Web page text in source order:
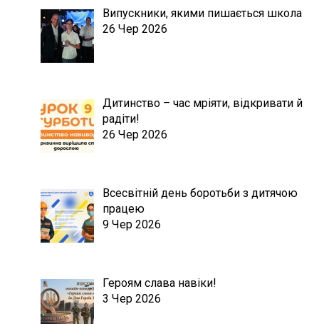
Випускники, якими пишається школа
26 Чер 2026
Дитинство – час мріяти, відкривати й
радіти!
26 Чер 2026
Всесвітній день боротьби з дитячою
працею
9 Чер 2026
Героям слава навіки!
3 Чер 2026